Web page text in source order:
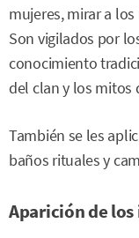
mujeres, mirar a
Son vigilados por
conocimiento
del clan y los mitos
También se les
baños rituales y
Aparición de